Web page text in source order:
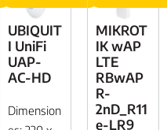
UBIQUIT
I UniFi
UAP-
AC-HD
Dimension
MIKROT
IK wAP
LTE
RBwAP
R-
2nD_R11
e-LR9